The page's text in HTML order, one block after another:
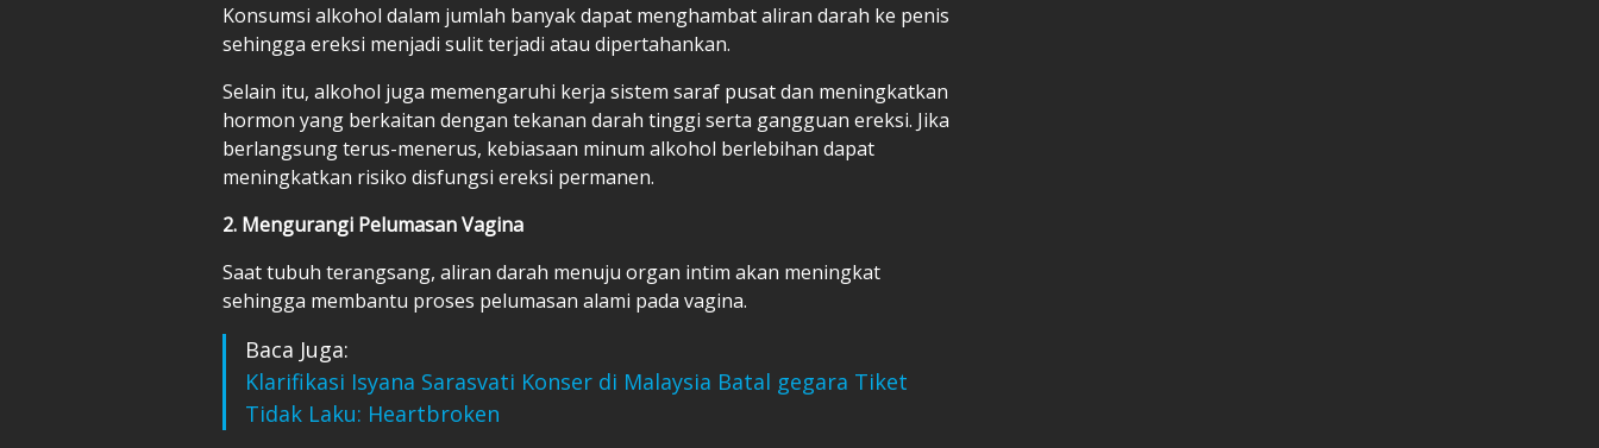
Konsumsi alkohol dalam jumlah banyak dapat menghambat aliran darah ke penis
sehingga ereksi menjadi sulit terjadi atau dipertahankan.
Selain itu, alkohol juga memengaruhi kerja sistem saraf pusat dan meningkatkan
hormon yang berkaitan dengan tekanan darah tinggi serta gangguan ereksi. Jika
berlangsung terus-menerus, kebiasaan minum alkohol berlebihan dapat
meningkatkan risiko disfungsi ereksi permanen.
2. Mengurangi Pelumasan Vagina
Saat tubuh terangsang, aliran darah menuju organ intim akan meningkat
sehingga membantu proses pelumasan alami pada vagina.
Baca Juga:
Klarifikasi Isyana Sarasvati Konser di Malaysia Batal gegara Tiket
Tidak Laku: Heartbroken